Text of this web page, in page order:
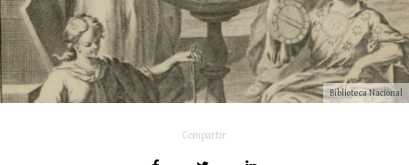
Biblioteca Nacional
Compartir